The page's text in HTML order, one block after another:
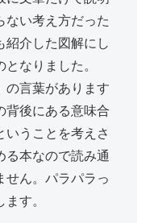
ない考え方だった
紹介した図解にし
なりました。
言葉があります
背後にある意味合
いうことを考えさ
る本なので読み通
せん。パラパラっ
す。